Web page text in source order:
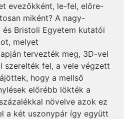
evezőkként, le-fel, előre-
miként? A nagy-
Bristoli Egyetem kutatói
melyet
tervezték meg, 3D-vel
szerelték fel, a vele végzett
hogy a mellső
előrébb lökték a
növelve azok ez
a két uszonypár így együtt